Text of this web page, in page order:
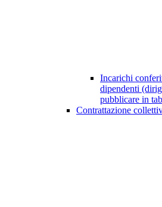
Incarichi
dipendenti
pubblicare in
Contrattazione